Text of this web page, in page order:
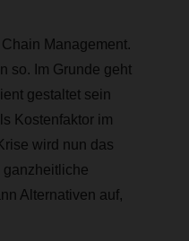
Management.
so. Im Grunde geht
gestaltet sein
Kostenfaktor im
wird nun das
ganzheitliche
Alternativen auf,